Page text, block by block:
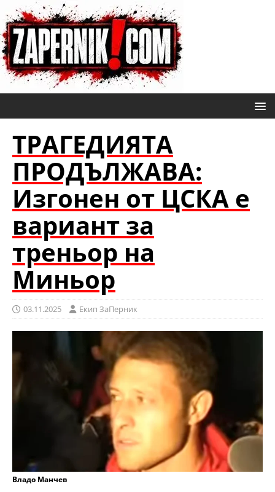
ТРАГЕДИЯТА
ПРОДЪЛЖАВА:
Изгонен от ЦСКА е
вариант за
треньор на
Миньор
03.11.2025 Eкип ЗаПерник
Владо Манчев